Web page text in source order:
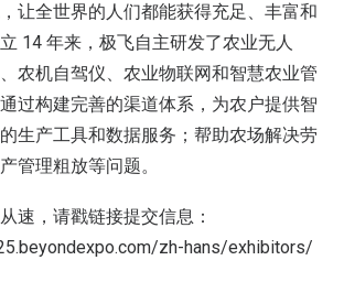
让全世界的人们都能获得充足、丰富和
14 年来，极飞自主研发了农业无人
农机自驾仪、农业物联网和智慧农业管
过构建完善的渠道体系，为农户提供智
生产工具和数据服务；帮助农场解决劳
管理粗放等问题。
速，请戳链接提交信息：
zh-hans/exhibitors/